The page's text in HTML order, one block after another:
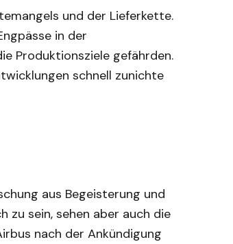
und der Lieferkette.
in der
Produktionsziele gefährden.
schnell zunichte
aus Begeisterung und
sein, sehen aber auch die
nach der Ankündigung